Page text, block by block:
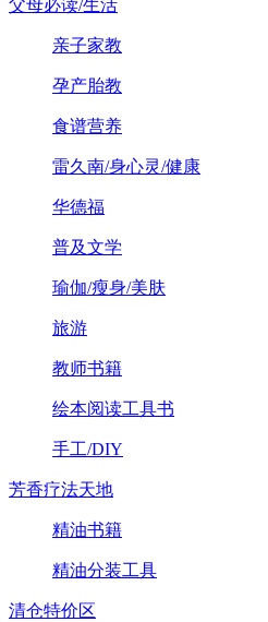
父母必读/生活
亲子家教
孕产胎教
食谱营养
雷久南/身心灵/健康
华德福
普及文学
瑜伽/瘦身/美肤
旅游
教师书籍
绘本阅读工具书
手工/DIY
芳香疗法天地
精油书籍
精油分装工具
清仓特价区